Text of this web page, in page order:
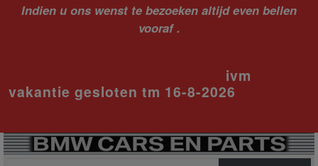
Indien u ons wenst te bezoeken altijd even bellen
vooraf .
ivm
vakantie gesloten tm 16-8-2026